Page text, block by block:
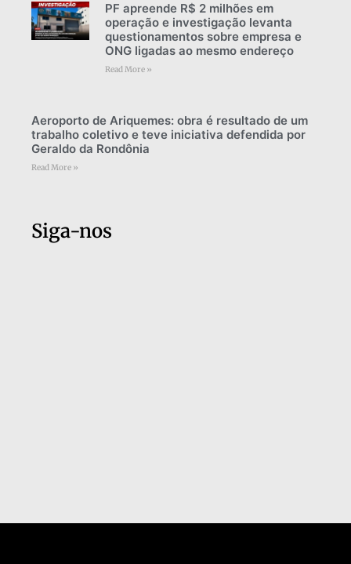
PF apreende R$ 2 milhões em
operação e investigação levanta
questionamentos sobre empresa e
ONG ligadas ao mesmo endereço
Read More »
Aeroporto de Ariquemes: obra é resultado de um
trabalho coletivo e teve iniciativa defendida por
Geraldo da Rondônia
Read More »
Siga-nos